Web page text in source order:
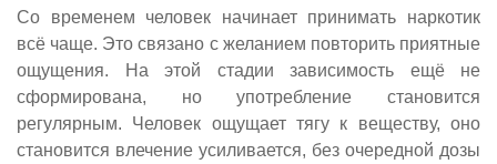
Со временем человек начинает принимать наркотик
всё чаще. Это связано с желанием повторить приятные
ощущения. На этой стадии зависимость ещё не
сформирована, но употребление становится
регулярным. Человек ощущает тягу к веществу, оно
становится влечение усиливается, без очередной дозы